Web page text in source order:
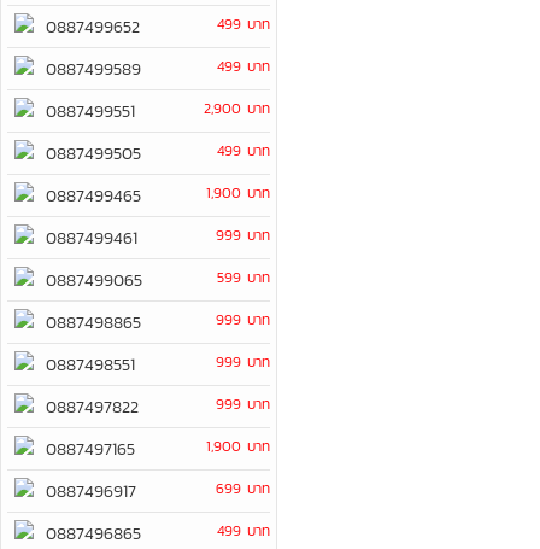
0887499652 499 บาท
0887499589 499 บาท
0887499551 2,900 บาท
0887499505 499 บาท
0887499465 1,900 บาท
0887499461 999 บาท
0887499065 599 บาท
0887498865 999 บาท
0887498551 999 บาท
0887497822 999 บาท
0887497165 1,900 บาท
0887496917 699 บาท
0887496865 499 บาท